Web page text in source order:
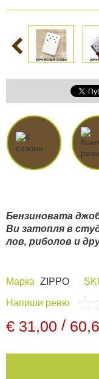
Нощно
За
Бензиновата
Ви затопля в
лов, риболов и
Марка ZIPPO
Напиши ревю
€ 31,00 /